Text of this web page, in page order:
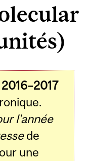
2016–2017
l'année
de
une